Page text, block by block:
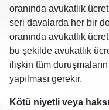
oranında avukatlık
seri davalarda her bir
oranında avukatlık
bu şekilde avukatlık
ilişkin tüm
yapılması gerekir.
Kötü niyetli veya